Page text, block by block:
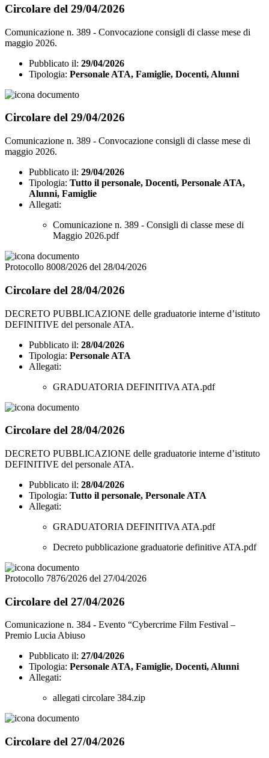
Circolare del 29/04/2026
Comunicazione n. 389 - Convocazione consigli di classe mese di
maggio 2026.
Pubblicato il: 29/04/2026
Tipologia: Personale ATA, Famiglie, Docenti, Alunni
Circolare del 29/04/2026
Comunicazione n. 389 - Convocazione consigli di classe mese di
maggio 2026.
Pubblicato il: 29/04/2026
Tipologia: Tutto il personale, Docenti, Personale ATA,
Alunni, Famiglie
Allegati:
Comunicazione n. 389 - Consigli di classe mese di
Maggio 2026.pdf
Protocollo 8008/2026 del 28/04/2026
Circolare del 28/04/2026
DECRETO PUBBLICAZIONE delle graduatorie interne d’istituto
DEFINITIVE del personale ATA.
Pubblicato il: 28/04/2026
Tipologia: Personale ATA
Allegati:
GRADUATORIA DEFINITIVA ATA.pdf
Circolare del 28/04/2026
DECRETO PUBBLICAZIONE delle graduatorie interne d’istituto
DEFINITIVE del personale ATA.
Pubblicato il: 28/04/2026
Tipologia: Tutto il personale, Personale ATA
Allegati:
GRADUATORIA DEFINITIVA ATA.pdf
Decreto pubblicazione graduatorie definitive ATA.pdf
Protocollo 7876/2026 del 27/04/2026
Circolare del 27/04/2026
Comunicazione n. 384 - Evento “Cybercrime Film Festival –
Premio Lucia Abiuso
Pubblicato il: 27/04/2026
Tipologia: Personale ATA, Famiglie, Docenti, Alunni
Allegati:
allegati circolare 384.zip
Circolare del 27/04/2026